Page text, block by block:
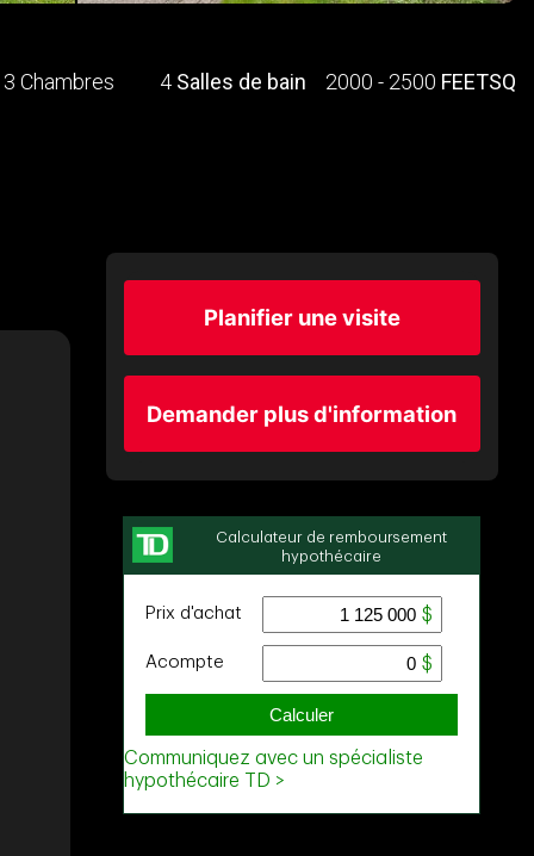
3 Chambres 4 Salles de bain 2000 - 2500 FEETSQ
Planifier une visite
Demander plus d'information